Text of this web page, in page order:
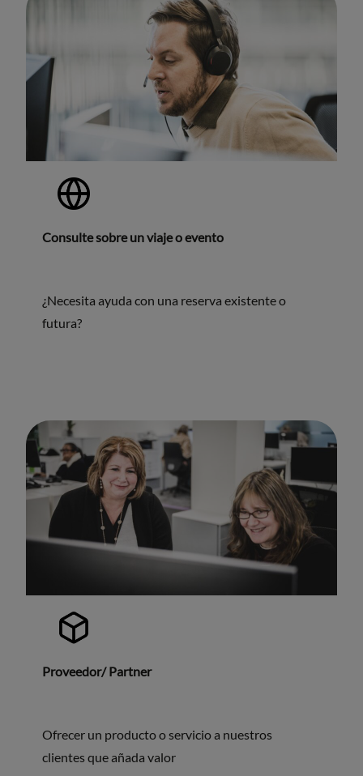
Consulte sobre un viaje o evento
¿Necesita ayuda con una reserva existente o
futura?
Proveedor/ Partner
Ofrecer un producto o servicio a nuestros
clientes que añada valor